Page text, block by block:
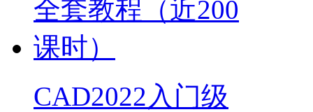
CAD2022入门级